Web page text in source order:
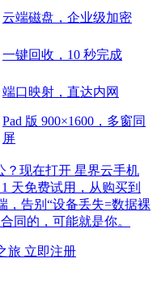
云端磁盘，企业级加密
一键回收，10 秒完成
端口映射，直达内网
Pad 版 900×1600，多窗同
屏
？现在打开 星界云手机
天免费试用，从购买到
，告别“设备丢失=数据裸
同的，可能就是你。
旅 立即注册